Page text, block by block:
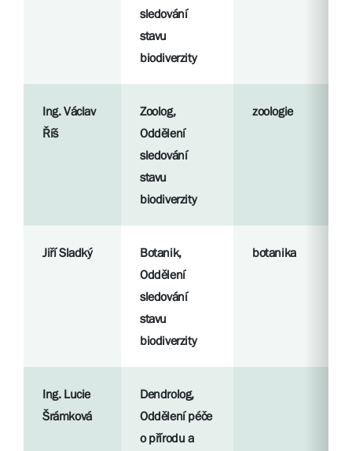
sledování
stavu
biodiverzity
Ing. Václav
Říš
Zoolog,
Oddělení
sledování
stavu
biodiverzity
zoologie
Jiří Sladký
Botanik,
Oddělení
sledování
stavu
biodiverzity
botanika
Ing. Lucie
Šrámková
Dendrolog,
Oddělení péče
o přírodu a